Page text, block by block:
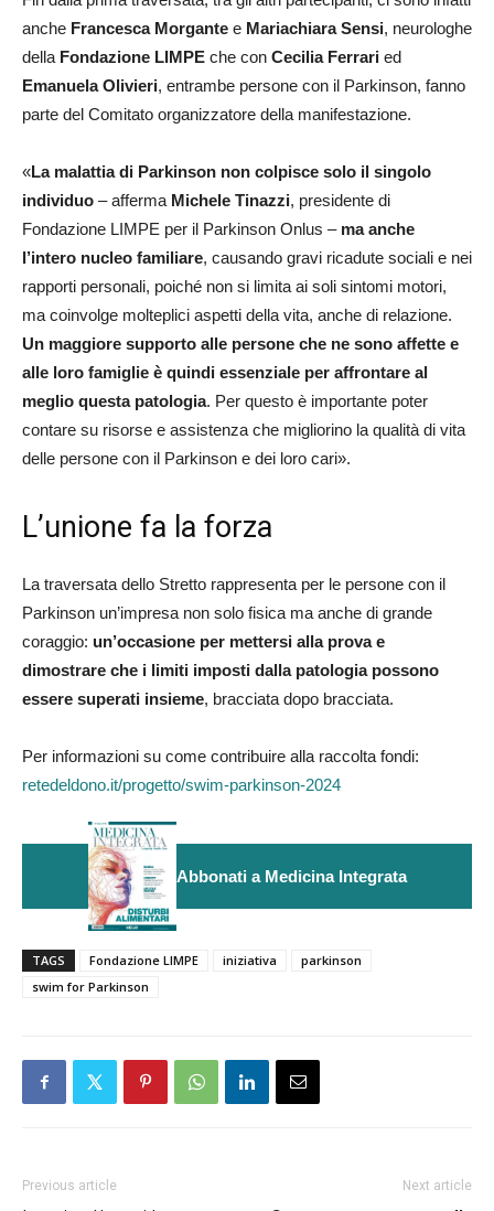
anche Francesca Morgante e Mariachiara Sensi, neurologhe
della Fondazione LIMPE che con Cecilia Ferrari ed
Emanuela Olivieri, entrambe persone con il Parkinson, fanno
parte del Comitato organizzatore della manifestazione.
«La malattia di Parkinson non colpisce solo il singolo
individuo – afferma Michele Tinazzi, presidente di
Fondazione LIMPE per il Parkinson Onlus – ma anche
l’intero nucleo familiare, causando gravi ricadute sociali e nei
rapporti personali, poiché non si limita ai soli sintomi motori,
ma coinvolge molteplici aspetti della vita, anche di relazione.
Un maggiore supporto alle persone che ne sono affette e
alle loro famiglie è quindi essenziale per affrontare al
meglio questa patologia. Per questo è importante poter
contare su risorse e assistenza che migliorino la qualità di vita
delle persone con il Parkinson e dei loro cari».
L’unione fa la forza
La traversata dello Stretto rappresenta per le persone con il
Parkinson un’impresa non solo fisica ma anche di grande
coraggio: un’occasione per mettersi alla prova e
dimostrare che i limiti imposti dalla patologia possono
essere superati insieme, bracciata dopo bracciata.
Per informazioni su come contribuire alla raccolta fondi:
retedeldono.it/progetto/swim-parkinson-2024
Abbonati a Medicina Integrata
TAGS Fondazione LIMPE iniziativa
parkinson
swim for Parkinson
Previous article Next article